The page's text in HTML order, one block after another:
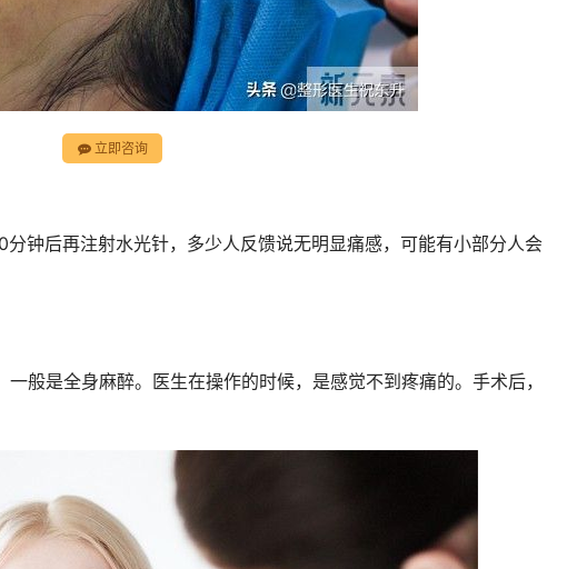
立即咨询
钟后再注射水光针，多少人反馈说无明显痛感，可能有小部分人会
般是全身麻醉。医生在操作的时候，是感觉不到疼痛的。手术后，